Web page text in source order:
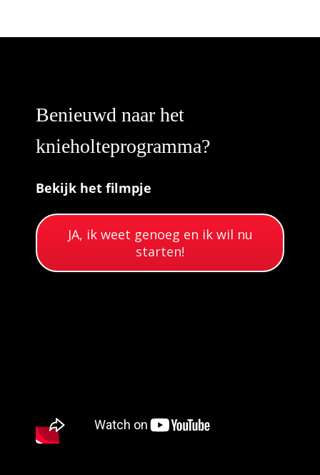
Benieuwd naar het
knieholteprogramma?
Bekijk het filmpje
JA, ik weet genoeg en ik wil nu
starten!